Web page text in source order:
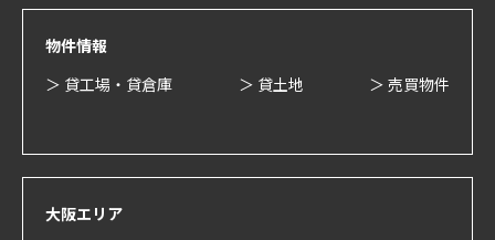
物件情報
＞ 貸工場・貸倉庫
＞ 貸土地 ＞ 売買物件
大阪エリア